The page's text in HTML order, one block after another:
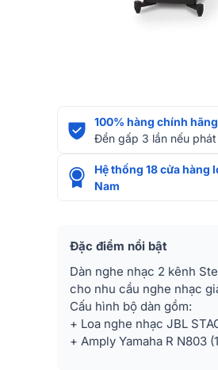
100% hàng chính hãng
Đền gấp 3 lần nếu
Hệ thống 18 cửa hàng
Nam
Đặc điểm nổi bật
Dàn nghe nhạc 2 kênh
cho nhu cầu nghe nhạc
Cấu hình bộ dàn gồm:
+ Loa nghe nhạc JBL
+ Amply Yamaha R N803